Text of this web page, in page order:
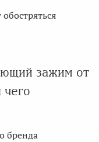
зажим от
бренда